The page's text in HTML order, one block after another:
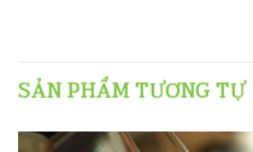
SẢN PHẨM TƯƠNG TỰ